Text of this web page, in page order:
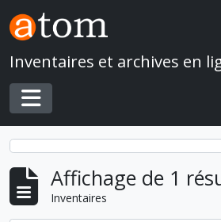
Skip to main content
Inventaires et archives en
Toggle navigation
Affichage de 1
Inventaires